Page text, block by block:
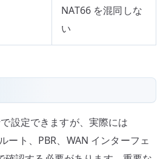
NAT66 を混同しな
い
設定できますが、実際には
ート、PBR、WAN インターフェ